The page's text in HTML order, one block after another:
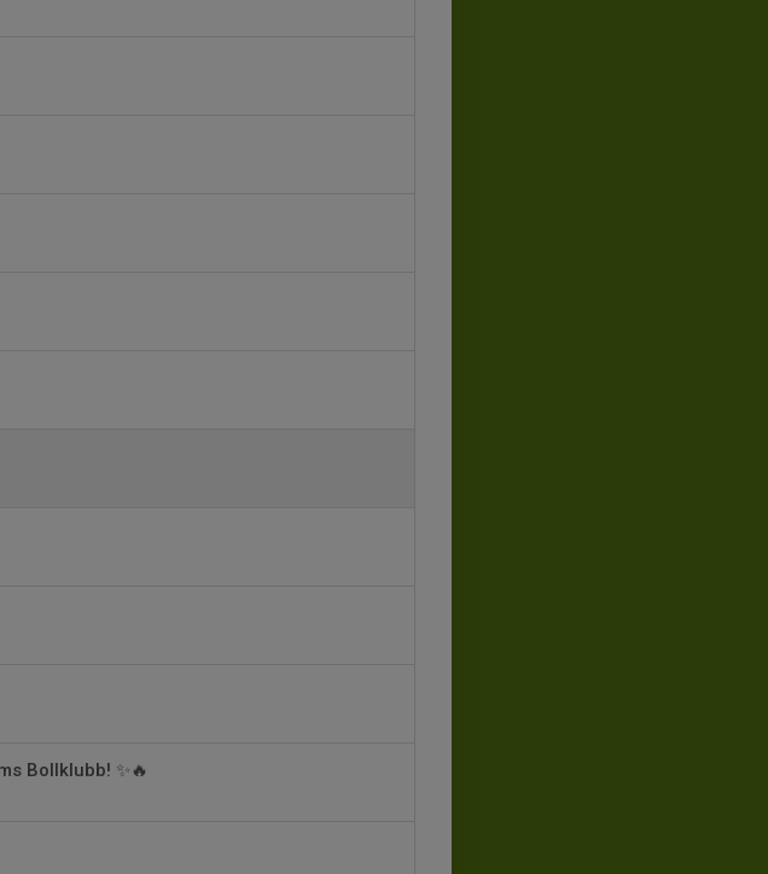
Bollklubb! ✨🔥